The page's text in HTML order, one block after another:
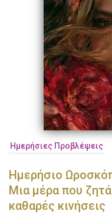
Ημερήσιες Προβλέψεις
Ημερήσιο
Μια μέρα που
καθαρές κινήσεις